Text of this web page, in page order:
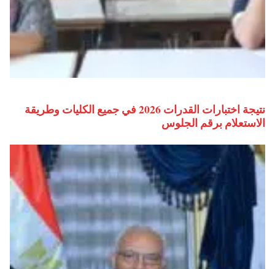
نتيجة اختبارات القدرات 2026 في جميع الكليات وطريقة
الاستعلام برقم الجلوس